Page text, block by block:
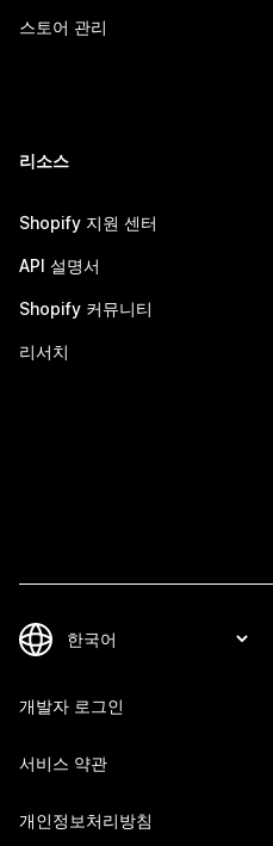
스토어 관리
리소스
Shopify 지원 센터
API 설명서
Shopify 커뮤니티
리서치
개발자 로그인
서비스 약관
개인정보처리방침